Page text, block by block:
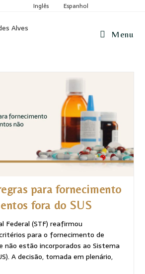
Inglês Espanhol
Menu
para fornecimento
fora do SUS
Federal (STF) reafirmou
para o fornecimento de
não estão incorporados ao Sistema
A decisão, tomada em plenário,